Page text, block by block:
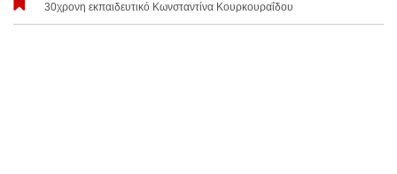
30χρονη εκπαιδευτικό Κωνσταντίνα Κουρκουραΐδου